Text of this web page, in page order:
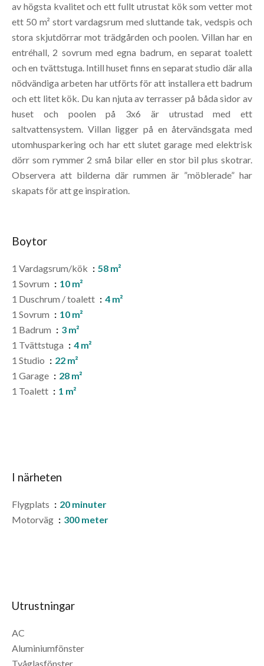
av högsta kvalitet och ett fullt utrustat kök som vetter mot
ett 50 m² stort vardagsrum med sluttande tak, vedspis och
stora skjutdörrar mot trädgården och poolen. Villan har en
entréhall, 2 sovrum med egna badrum, en separat toalett
och en tvättstuga. Intill huset finns en separat studio där alla
nödvändiga arbeten har utförts för att installera ett badrum
och ett litet kök. Du kan njuta av terrasser på båda sidor av
huset och poolen på 3x6 är utrustad med ett
saltvattensystem. Villan ligger på en återvändsgata med
utomhusparkering och har ett slutet garage med elektrisk
dörr som rymmer 2 små bilar eller en stor bil plus skotrar.
Observera att bilderna där rummen är ”möblerade” har
skapats för att ge inspiration.
Boytor
1 Vardagsrum/kök
58 m²
1 Sovrum
10 m²
1 Duschrum / toalett
4 m²
1 Sovrum
10 m²
1 Badrum
3 m²
1 Tvättstuga
4 m²
1 Studio
22 m²
1 Garage
28 m²
1 Toalett
1 m²
I närheten
Flygplats
20 minuter
Motorväg
300 meter
Utrustningar
AC
Aluminiumfönster
Tvåglasfönster